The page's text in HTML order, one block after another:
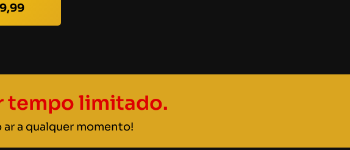
tempo limitado.
a qualquer momento!